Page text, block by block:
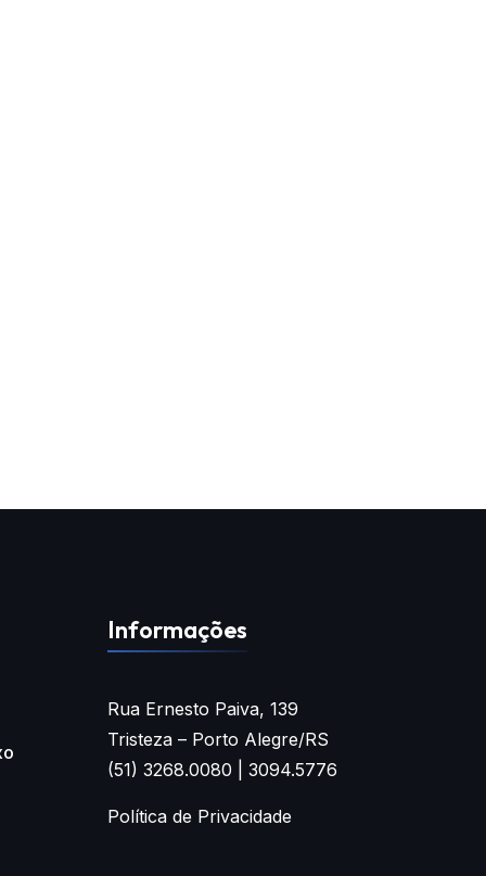
Informações
Rua Ernesto Paiva, 139
Tristeza – Porto Alegre/RS
(51) 3268.0080 | 3094.5776
Política de Privacidade